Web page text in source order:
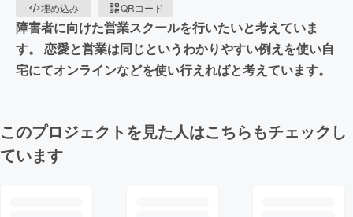
埋め込み
QRコード
障害者に向けた営業スクールを行いたいと考えていま
す。 恋愛と営業は同じというわかりやすい例えを使い自
宅にてオンラインなどを使い行えればと考えています。
このプロジェクトを見た人はこちらもチェックし
ています